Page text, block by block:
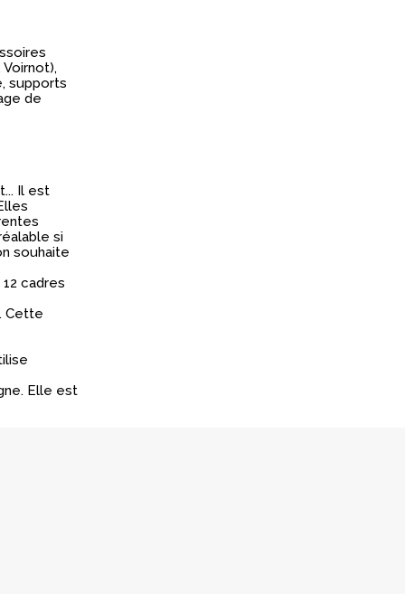
supports
de
Il est
si
souhaite
cadres
Cette
Elle est